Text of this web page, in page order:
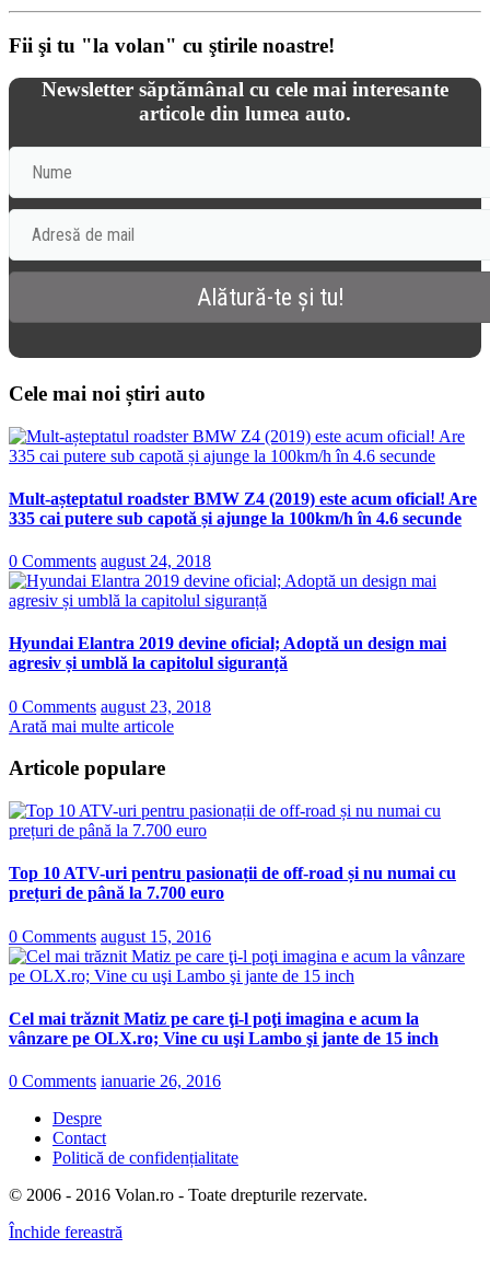
Fii şi tu "la volan" cu ştirile noastre!
Newsletter săptămânal cu cele mai interesante
articole din lumea auto.
Cele mai noi știri auto
Mult-așteptatul roadster BMW Z4 (2019) este acum oficial! Are
335 cai putere sub capotă și ajunge la 100km/h în 4.6 secunde
0 Comments august 24, 2018
Hyundai Elantra 2019 devine oficial; Adoptă un design mai
agresiv și umblă la capitolul siguranță
0 Comments august 23, 2018
Arată mai multe articole
Articole populare
Top 10 ATV-uri pentru pasionații de off-road și nu numai cu
prețuri de până la 7.700 euro
0 Comments august 15, 2016
Cel mai trăznit Matiz pe care ţi-l poţi imagina e acum la
vânzare pe OLX.ro; Vine cu uşi Lambo şi jante de 15 inch
0 Comments ianuarie 26, 2016
Despre
Contact
Politică de confidențialitate
© 2006 - 2016 Volan.ro - Toate drepturile rezervate.
Închide fereastră